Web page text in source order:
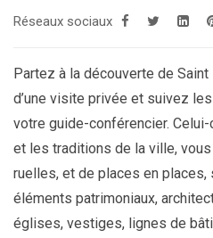
Réseaux sociaux
Partez à la découverte de Saint
d’une visite privée et suivez
votre guide-conférencier.
et les traditions de la ville,
ruelles, et de places en
éléments patrimoniaux,
églises, vestiges, lignes de